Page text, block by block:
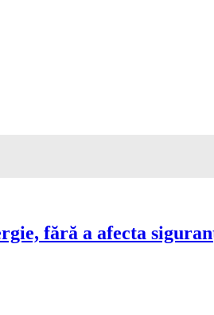
fără a afecta